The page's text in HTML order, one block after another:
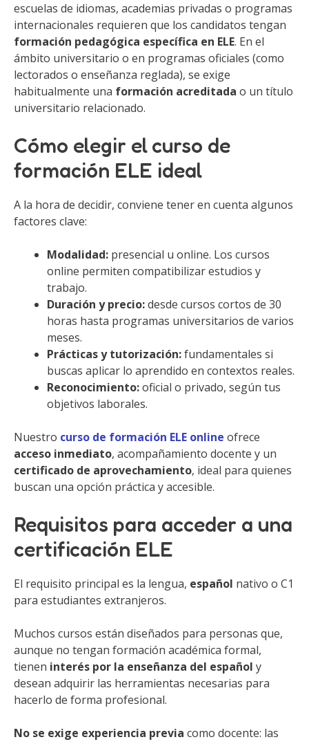
escuelas de idiomas, academias privadas o programas
internacionales requieren que los candidatos tengan
formación pedagógica específica en ELE. En el
ámbito universitario o en programas oficiales (como
lectorados o enseñanza reglada), se exige
habitualmente una formación acreditada o un título
universitario relacionado.
Cómo elegir el curso de
formación ELE ideal
A la hora de decidir, conviene tener en cuenta algunos
factores clave:
Modalidad: presencial u online. Los cursos
online permiten compatibilizar estudios y
trabajo.
Duración y precio:desde cursos cortos de 30
horas hasta programas universitarios de varios
meses.
Prácticas y tutorización:fundamentales si
buscas aplicar lo aprendido en contextos reales.
Reconocimiento:oficial o privado, según tus
objetivos laborales.
Nuestro curso de formación ELE online ofrece
acceso inmediato, acompañamiento docente y un
certificado de aprovechamiento, ideal para quienes
buscan una opción práctica y accesible.
Requisitos para acceder a una
certificación ELE
El requisito principal es la lengua, español nativo o C1
para estudiantes extranjeros.
Muchos cursos están diseñados para personas que,
aunque no tengan formación académica formal,
tienen interés por la enseñanza del español y
desean adquirir las herramientas necesarias para
hacerlo de forma profesional.
No se exige experiencia previa como docente: las